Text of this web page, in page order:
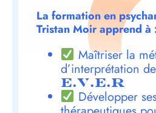
La formation en
Tristan Moir apprend à
Maîtriser la
d’interprétation
E.V.E.R
Développer